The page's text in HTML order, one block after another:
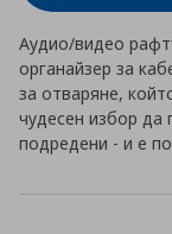
Аудио/видео
органайзер за
за отваряне,
чудесен избор да
подредени - и е